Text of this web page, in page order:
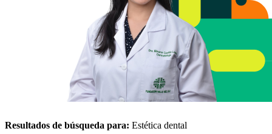
Resultados de búsqueda para: Estética dental